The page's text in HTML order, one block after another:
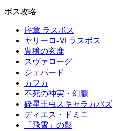
ボス攻略
序章 ラスボス
ヤリーロ-Ⅵ ラスボス
豊穣の玄鹿
スヴァローグ
ジェパード
カフカ
不死の神実・幻朧
砕星王虫スキャラカバズ
ディエス・ドミニ
「飛霄」の影